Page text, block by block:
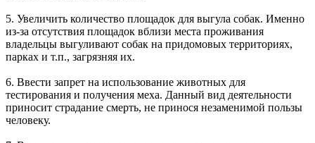
5. Увеличить количество площадок для выгула собак. Именно
из-за отсутствия площадок вблизи места проживания
владельцы выгуливают собак на придомовых территориях,
парках и т.п., загрязняя их.
6. Ввести запрет на использование животных для
тестирования и получения меха. Данный вид деятельности
приносит страдание смерть, не принося незаменимой пользы
человеку.